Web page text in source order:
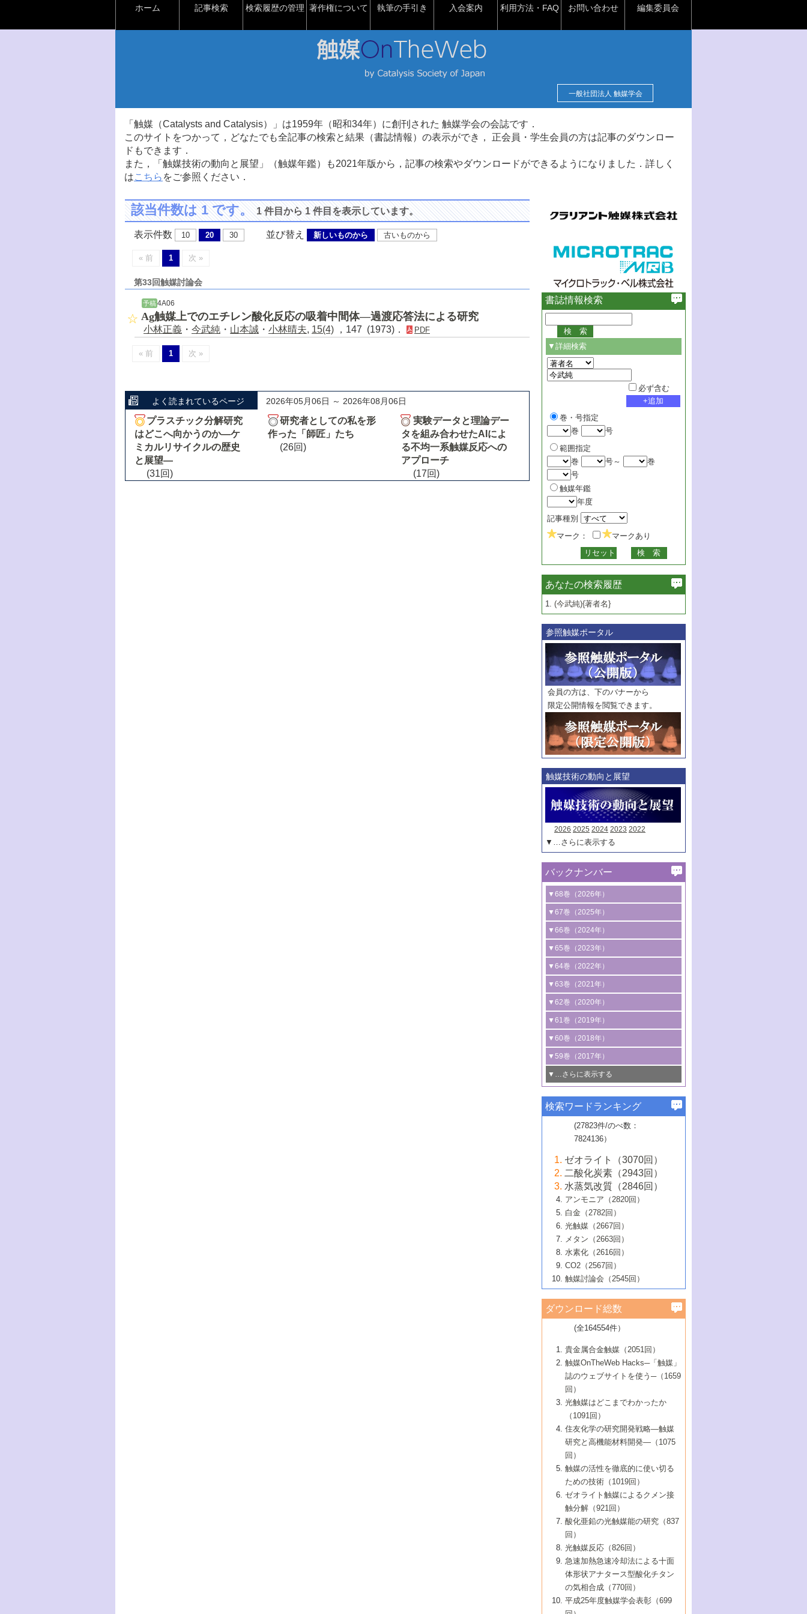
ホーム 記事検索 検索履歴の管理 著作権について 執筆の手引き 入会案内 利用方法・FAQ お問い合わせ 編集委員会
一般社団法人 触媒学会
「触媒（Catalysts and Catalysis）」は1959年（昭和34年）に創刊された 触媒学会の会誌です．
このサイトをつかって，どなたでも全記事の検索と結果（書誌情報）の表示ができ， 正会員・学生会員の方は記事のダウンロー
ドもできます．
また，「触媒技術の動向と展望」（触媒年鑑）も2021年版から，記事の検索やダウンロードができるようになりました．詳しく
はこちら をご参照ください．
該当件数は 1 です。1 件目から 1 件目を表示しています。
表示件数 10 20 30 並び替え 新しいものから 古いものから
« 前 1 次 »
第33回触媒討論会
予稿 4A06
Ag触媒上でのエチレン酸化反応の吸着中間体―過渡応答法による研究
小林正義 ・ 今武純 ・ 山本誠 ・ 小林晴夫, 15(4) ，147 (1973)． PDF
« 前 1 次 »
よく読まれているページ 2026年05月06日 ～ 2026年08月06日
プラスチック分解研究
はどこへ向かうのか―ケ
ミカルリサイクルの歴史
と展望―
(31回)
研究者としての私を形
作った「師匠」たち
(26回)
実験データと理論デー
タを組み合わせたAIによ
る不均一系触媒反応への
アプローチ
(17回)
書誌情報検索
▼詳細検索
必ず含む
巻・号指定
巻
号
範囲指定
巻
号～
巻
号
触媒年鑑
年度
記事種別
マーク：
マークあり
あなたの検索履歴
1. (今武純){著者名}
参照触媒ポータル
会員の方は、下のバナーから
限定公開情報を閲覧できます。
触媒技術の動向と展望
2026 2025 2024 2023 2022
▼…さらに表示する
バックナンバー
▼68巻（2026年）
1号 過酸化水素合成に関する研究動向
2号 コンピューター技術により加速する
触媒開発
3号 有機分子変換やCO 資源化のための
光触媒に関する最近の研究
B号 第137回触媒討論会（2026年）
▼67巻（2025年）
1号 CO
水素化によるグリーン燃料/グリ
ーンケミカル製造
2号 水素製造のための水分解技術に関す
る最近の研究
3号 オレフィン系樹脂の精密合成に関す
る最新技術
4号 アルコール類の効率的変換を実現す
る非貴金属触媒の研究動向
5号 ゼオライトの合成と応用における研
究動向
6号 ヘテロ接合界面
B号 第135回触媒討論会（2025年）
▼66巻（2024年）
1号 低次元ナノ構造を有する触媒材料
2号 規制反応場を活用した固体触媒研究
の新展開
3号 未踏分子変換を目指した酸化触媒プ
ロセスの最前線
4号 シンクロトロン放射光および中性子
線を利用した触媒解析技術の最先端
5号 単原子触媒
6号 参照触媒委員会からのお知らせ
B号 第133回触媒討論会（2023年）
▼65巻（2023年）
1号 炭素が関わる触媒機能
2号 プラスチックケミカルリサイクルの
ための触媒技術
3号 非酸化物系金属化合物を基盤とした
触媒材料の開発
4号 格子酸素・格子酸素欠陥を利用した
触媒反応
5号 生体触媒によるエネルギー変換反応
6号 窒素とリンの循環のための触媒・機
能性材料
▼64巻（2022年）
1号 合成ガス製造とCOを用いるケミカル
ズ合成の最新動向
2号 化学品合成のための合金触媒開発
3号 CO の排出削減および有効活用のた
めの触媒技術
4号 若手による情報発信企画～とびたて
若き触媒の研究者たち～（1）
若き触媒の研究者たち～（2）
6号 石油のノーブル・ユースを志向した
触媒技術
大学：オンライン・対面開催）
▼63巻（2021年）
1号 金触媒の新展開
2号 ペロブスカイト
3号 特殊反応場を利用した触媒的分子変
換反応
4号 多孔質材料を用いた触媒の新展開
5号 情報学的手法を用いた触媒開発
6号 カーボンニュートラルに向けた電解
技術
B号 第127回触媒討論会（2021年・オン
ライン開催(Zoom)のみ）
▼62巻（2020年）
1号 触媒設計を拓く欠陥構造のキャラク
タリゼーション
2号 機能化学品製造に資するクリーンな
触媒的酸化反応
3号 水処理のための触媒化学
4号 光触媒を用いた水分解の最新の研究
動向
5号 次世代の触媒プロセスを支えるマイ
6号 メタン転換技術の最新動向
B号 第125回触媒討論会（2020年・工学
院大学）
▼61巻（2019年）
1号 物質移動制御に着目した触媒プロセ
ス開発
2号 CO2 フリー水素サプライチェーンに
関わる触媒開発動向
3号 精密高分子合成に関する最近の研究
動向
4号 バイオマス化成品製造のための触媒
5号 固体触媒による含窒素有機化合物変
換の最前線
6号 貴金属使用量低減に向けた自動車排
ガス浄化触媒の開発
B号 第123回触媒討論会（2019年・大阪
▼60巻（2018年）
1号 固体酸触媒の最新の研究動向
2号 二酸化炭素からの有用化学品合成
3号 ナノ粒子・クラスター触媒の最前線
4号 60周年記念企画
5号 進化するゼオライト合成技術
6号 非貴金属系触媒における電気化学的
B号 第121回触媒討論会（2018年・東京
大学）
▼59巻（2017年）
1号 いたるところに，触媒
最先端技術
3号 無機分離膜材料の開発と触媒反応プ
ロセスへの適用
5号 水素のふるまいを解き明かす最先端
研究
6号 低級アルカンの有効利用のための触
媒技術
B号 第119回触媒討論会（2017年・首都
大学東京）
▼…さらに表示する
1号 ユニークな構造の高分子を生み出す触
2号 リグニンからの化成品製造に向けた触
媒技術
3号 触媒研究の最先端～とびたて若き研究
者たち～（1）
4号 触媒研究の最先端～とびたて若き研究
者たち～（2）
5号 触媒研究の最先端～とびたて若き研究
者たち～（3）
6号 イオニクス材料と燃料電池・電解合成
の最新の研究動向
B号 第117回触媒討論会（2016年・大阪府
立大学）
▼57巻（2015年）
1号 水素キャリアにかかわる触媒技術の新
2号 石油精製用触媒の最近の進展
3号 固体酸化物形燃料電池（SOFC）におけ
るアノード触媒上での燃料直接改質技術
4号 コアシェル構造の制御による触媒機能
5号 工業触媒およびその周辺技術の最近の
進歩
6号 ナノシート
B号 第115回触媒討論会（2015年・成蹊大
▼56巻（2014年）
2号 光触媒反応機構に関する最新の研究動
向
開発動向
4号 人工光合成に向けた近年のアプローチ
5号 未利用熱エネルギーの有効活用に貢献
する触媒技術
6号 ポリオキソメタレート
B号 第113回触媒討論会（2014年・ロワジ
ールホテル豊橋）
1号 高耐久性燃料電池システム用触媒にお
ける新展開
2号 リビングラジカル重合の最近の動向
3号 天然ガスの化学工業的展開に関する触
媒技術
4号 貴金属触媒の精密構造制御とその活用
5号 バイオマス化成品製造のための固体触
6号 ナノ空間─吸着状態解析から新機能開拓
B号 第111回触媒討論会（2013年・関西大
▼54巻（2012年）
1号 規則性多孔体の利用技術における最近
の進歩
2号 第109回触媒討論会
3号 貴金属低減技術の最新動向
4号 貴金属代替技術の最新動向
5号 光触媒による物質変換反応の新展開
6号 グラフェン
7号 水素を利用する化成品合成の新潮流
▼53巻（2011年）
1号 金属学から見る合金触媒の新展開
2号 第107回触媒討論会
3号 触媒のその場観察法の進歩（１）
4号 触媒のその場観察法の進歩（２）
5号 不活性結合の触媒的活性化による有機
合成
6号 新しい固体酸触媒技術
7号 ゼオライト合成における最近の進歩
▼52巻（2010年）
1号 触媒の劣化対策と長寿命触媒開発
2号 第105回触媒討論会
3号 ナノ構造が拓く新機能
4号 活性サイトおよびその環境の精密な設
計による触媒の高機能化
5号 触媒を有効に使うための技術
7号 有機分子触媒による精密有機合成
8号 高機能化ポリオレフィンに向けた重合
触媒の最近の進展
1号 炭素材料－熱い注目を集める材料－
2号 第103回触媒討論会
3号 環境浄化用光触媒の現状と課題
4号 水素社会の実現に向けた水素製造・貯
蔵技術の進歩
5号 CO2が関わる触媒・材料
7号 持続可能社会実現のための触媒および
触媒関連技術
▼50巻（2008年）
1号 触媒化学と学会のこの10年，半世紀，
そして未来
2号 第101回触媒討論会
4号 錯体を利用したユニークな表面構造の
構築と機能
5号 若手会員による触媒研究の未来展望1：
企業編
6号 第102回触媒討論会
7号 触媒・化学反応における計算化学の進
8号 若手研究者による触媒研究の未来展望
2：大学・研究所編
▼49巻（2007年）
1号 含フッ素化合物の合成と触媒
2号 第99回触媒討論会
3号 実用的ファインケミカル合成プロセス
を実現する触媒
5号 こんな物質，あんな物質―新たな触媒
の可能性―
7号 『結晶の化学』を活かした触媒研究
8号 イオン液体の応用
▼48巻（2006年）
1号 固体酸触媒の最近の進歩
2号 第97回触媒討論会
3号 リビング重合触媒の最近の展開
5号 水素製造・貯蔵のための触媒技術の新
しい展開
6号 第98回触媒討論会
7号 基礎化学品製造の触媒技術
8号 多機能型リアクター
1号 最近の触媒担体とその効果
2号 第95回触媒討論会
4号 水分解用光触媒材料
5号 時間分解分光の進歩と応用
6号 第96回触媒討論会
8号 超臨界流体を用いた化学プロセスの新
▼46巻（2004年）
1号 部分酸化反応触媒の最前線
2号 第93回触媒討論会
3号 特殊エネルギー場の触媒反応
4号 生体内における金属の触媒作用
5号 ファインケミカルズの展開に寄与する
6号 第94回触媒討論会
7号 サブナノレベルでみた新しい表面現象
8号 オレフィン重合触媒の新たな展
▼45巻（2003年）
1号 なぜこの触媒が良いのか？
2号 第91回触媒討論会
3号 最近の自動車排ガス処理技術
4号 触媒研究の現状と将来─第90回触媒討論
5号 基礎化学品製造の触媒技術
6号 第92回触媒討論会
7号 基礎化学品製造の触媒技術
8号 資源の循環と触媒技術
▼44巻（2002年）
1号 高次制御された触媒の化学
2号 第89回触媒討論会
3号 触媒を利用した電気化学の新展開
4号 ナノ材料の調製と機能化
5号 こんな触媒が欲しい
6号 第90回触媒討論会
7号 触媒研究と学術雑誌/情報
8号 若い世代からみた触媒化学の現状と未
▼43巻（2001年）
1号 グリーンケミストリーと触媒
2号 第87回触媒討論会特集号
3号 生体触媒とバイオプロセス
4号 水素製造・利用の触媒化学
5号 触媒研究における新しい切り口：コン
ビナトリアルケミストリー
6号 第88回触媒討論会特集号
7号 企業における触媒研究のブレークスル
8号 この材料を触媒として使ってみません
▼42巻（2000年）
1号 触媒反応工学の明日を拓く
2号 第85回触媒討論会
3号 反応ダイナミクス
5号 触媒のおもしろさをどのように伝える
6号 第86回触媒討論会
7号 水素化精製触媒の新しい展開
8号 新しい反応性と機能性を目指した金属
クラスタ-化学
▼41巻（1999年）
1号 孔、穴、あな?-特異な空間とその利用-
2号 第83回触媒討論会
3号 均一系触媒反応最前線
4号 実用炭素材料の新展開
5号 研究の方法論を考える
7号 機能性金属材料と触媒
8号 触媒研究へのNMRの応用と展望
▼40巻（1998年）
進展と21世紀への提言/創立40周年記念・触
媒学会この10年の歩みとこれから/創立40周
2号 第81回触媒討論会
3号 計算機触媒化学へのさそい
4号 触媒劣化の制御と予測
5号 最新の実用プロセスと触媒
6号 第82回触媒討論会
7号 ナノ構造体の化学
8号 あの反応は今
1号 均一系と不均一系触媒反応-その特徴と
接点
2号 第79回触媒討論会
3号 最新NO除去触媒の実用化研究
4号 新しい反応場を目指した触媒調製
5号 反応・分離技術の新しい展開
6号 第80回触媒討論会
8号 AFMでみる世界
▼38巻（1996年）
1号 触媒の構造と触媒作用/C1化学を中心と
する21世紀への触媒
3号 オリンピックメダル:金・銀・銅はどん
な触媒作用を示すか
4号 触媒作用における機能の複合化
5号 未来を拓け！若手研究者
6号 第78回触媒討論会
7号 ダイナミックな領域への触媒研究の展
開/C1化学を中心とする21世紀への触媒
▼37巻（1995年）
1号 ファインケミカルズと固体触媒
2号 第75回触媒討論会
3号 希土類を利用した触媒
4号 触媒とリサイクル
5号 エネルギー変換触媒
6号 第76回触媒討論会
7号 表面吸着相の新しい展開
8号 マイクロポーラス・クリスタル触媒の
▼36巻（1994年）
1号 電気化学と触媒
2号 第73回触媒討論会
3号 C4化学の展開
4号 《通常号》
5号 《通常号》
6号 第74回触媒討論会
▼35巻（1993年）
1号 工業触媒開発マニュアル―探索から工
業化まで
2号 第71回触媒討論会
3号 研究開発のうらおもて―着想と展開
4号 触媒劣化と寿命の予測
5号 環境に優しい触媒
▼34巻（1992年）
1号 インパクトを与えたこの研究
2号 第69回触媒討論会
3号 ケミカルズ合成触媒―新しい展開と応
▼33巻（1991年）
1号 触媒プロセス開発マニュアル―探索か
ら工業化まで，知っておきたいこと PartII
2号 第67回触媒討論会
▼32巻（1990年）
1号 21世紀に向けて触媒研究の飛躍をめざ
す―触媒化学の裾野を広げよう
2号 第65回触媒討論会
▼31巻（1989年）
1号 情報科学と反応設計・材料設計
▼30巻（1988年）
検索ワードランキング
(27823件/のべ数：
7824136）
ゼオライト（3070回）
二酸化炭素（2943回）
水蒸気改質（2846回）
アンモニア（2820回）
白金（2782回）
光触媒（2667回）
メタン（2663回）
水素化（2616回）
CO2（2567回）
触媒討論会（2545回）
ダウンロード総数
(全164554件）
貴金属合金触媒（2051回）
触媒OnTheWeb Hacks─「触媒」
誌のウェブサイトを使う─（1659
回）
光触媒はどこまでわかったか
（1091回）
住友化学の研究開発戦略―触媒
研究と高機能材料開発―（1075
回）
触媒の活性を徹底的に使い切る
ための技術（1019回）
ゼオライト触媒によるクメン接
触分解（921回）
酸化亜鉛の光触媒能の研究（837
回）
光触媒反応（826回）
急速加熱急速冷却法による十面
体形状アナタース型酸化チタン
の気相合成（770回）
平成25年度触媒学会表彰（699